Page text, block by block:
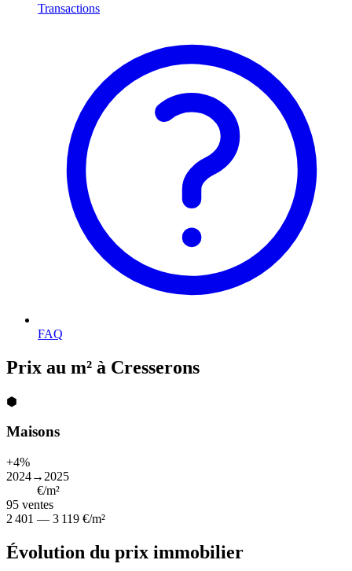
Transactions
FAQ
Prix au m² à Cresserons
⬢
Maisons
+4%
2024→2025
€/m²
95 ventes
2 401 — 3 119 €/m²
Évolution du prix immobilier